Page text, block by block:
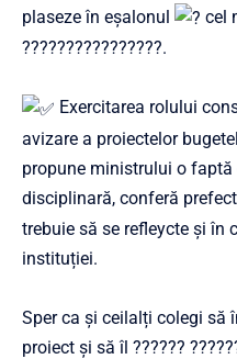
plaseze în eșalonul
cel
????????????????.
Exercitarea rolului
avizare a proiectelor
propune ministrului o
disciplinară, conferă
trebuie să se refleycte și în
instituției.
Sper ca și ceilalți colegi să
proiect și să îl ??????